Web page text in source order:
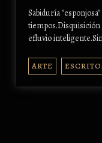
Sabiduría
efluvio
ARTE